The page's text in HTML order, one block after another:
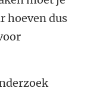
hoeven dus